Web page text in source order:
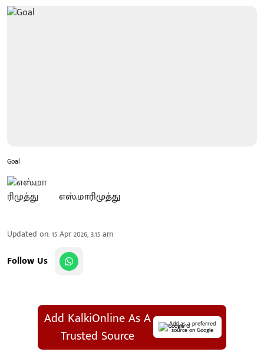
Goal
எஸ்.மாரிமுத்து
Updated on:15 Apr 2026, 3:15 am
Follow Us
Add KalkiOnline As A
Trusted Source
Add as a preferred
source on Google